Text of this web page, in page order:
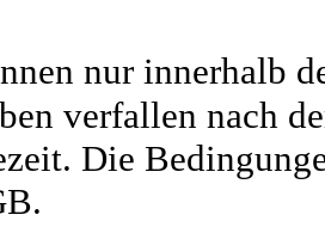
nur innerhalb
verfallen nach
Die